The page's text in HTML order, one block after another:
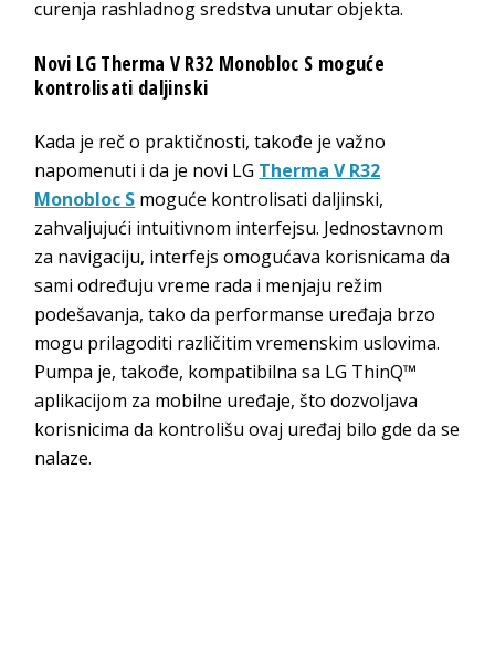
curenja rashladnog sredstva unutar objekta.
Novi LG Therma V R32 Monobloc S moguće
kontrolisati daljinski
Kada je reč o praktičnosti, takođe je važno
napomenuti i da je novi LG Therma V R32
Monobloc S moguće kontrolisati daljinski,
zahvaljujući intuitivnom interfejsu. Jednostavnom
za navigaciju, interfejs omogućava korisnicama da
sami određuju vreme rada i menjaju režim
podešavanja, tako da performanse uređaja brzo
mogu prilagoditi različitim vremenskim uslovima.
Pumpa je, takođe, kompatibilna sa LG ThinQ™
aplikacijom za mobilne uređaje, što dozvoljava
korisnicima da kontrolišu ovaj uređaj bilo gde da se
nalaze.